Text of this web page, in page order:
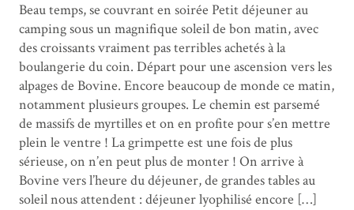
Beau temps, se couvrant en soirée Petit déjeuner au
camping sous un magnifique soleil de bon matin, avec
des croissants vraiment pas terribles achetés à la
boulangerie du coin. Départ pour une ascension vers les
alpages de Bovine. Encore beaucoup de monde ce matin,
notamment plusieurs groupes. Le chemin est parsemé
de massifs de myrtilles et on en profite pour s’en mettre
plein le ventre ! La grimpette est une fois de plus
sérieuse, on n’en peut plus de monter ! On arrive à
Bovine vers l’heure du déjeuner, de grandes tables au
soleil nous attendent : déjeuner lyophilisé encore […]